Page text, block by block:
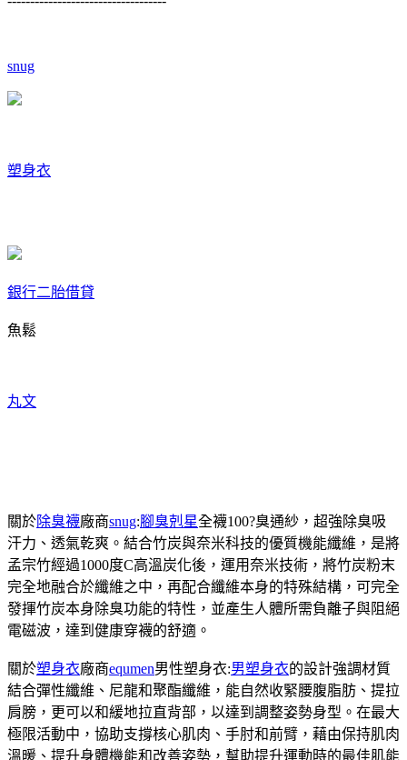
snug
塑身衣
銀行二胎借貸
魚鬆
丸文
關於除臭襪廠商snug:腳臭剋星全襪100?臭通紗，超強除臭吸
汗力、透氣乾爽。結合竹炭與奈米科技的優質機能纖維，是將
孟宗竹經過1000度C高溫炭化後，運用奈米技術，將竹炭粉末
完全地融合於纖維之中，再配合纖維本身的特殊結構，可完全
發揮竹炭本身除臭功能的特性，並產生人體所需負離子與阻絕
電磁波，達到健康穿襪的舒適。
關於塑身衣廠商equmen男性塑身衣:男塑身衣的設計強調材質
結合彈性纖維、尼龍和聚酯纖維，能自然收緊腰腹脂肪、提拉
肩膀，更可以和緩地拉直背部，以達到調整姿勢身型。在最大
極限活動中，協助支撐核心肌肉、手肘和前臂，藉由保持肌肉
溫暖、提升身體機能和改善姿勢，幫助提升運動時的最佳肌能